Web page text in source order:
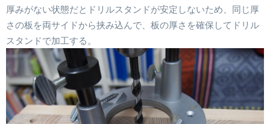
厚みがない状態だとドリルスタンドが安定しないため、同じ厚
さの板を両サイドから挟み込んで、板の厚さを確保してドリル
スタンドで加工する。